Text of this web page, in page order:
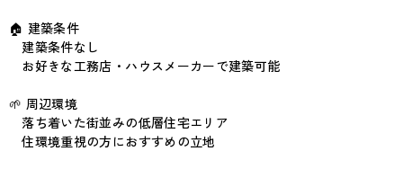
🏠 建築条件
建築条件なし
お好きな工務店・ハウスメーカーで建築可能
🌱 周辺環境
落ち着いた街並みの低層住宅エリア
住環境重視の方におすすめの立地